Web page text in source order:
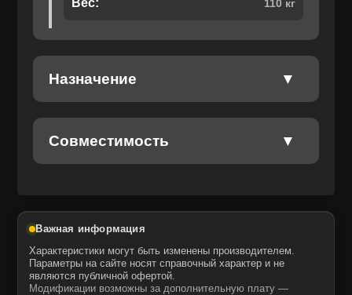
Даю своё согласие на обработку персональных данных.
🚜 Легко устанавливается и проста в
Вес: 110 кг
Назначение
Совместимость
Важная информация
Характеристики могут быть изменены производителем.
Параметры на сайте носят справочный характер и не
являются публичной офертой.
Модификации возможны за дополнительную плату —